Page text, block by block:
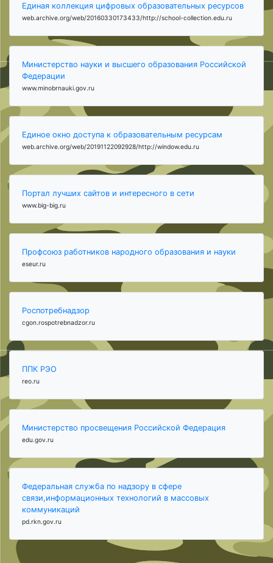
Единая коллекция цифровых образовательных ресурсов
web.archive.org/web/20160330173433/http://school-collection.edu.ru
Министерство науки и высшего образования Российской
Федерации
www.minobrnauki.gov.ru
Единое окно доступа к образовательным ресурсам
web.archive.org/web/20191122092928/http://window.edu.ru
Портал лучших сайтов и интересного в сети
www.big-big.ru
Профсоюз работников народного образования и науки
eseur.ru
Роспотребнадзор
cgon.rospotrebnadzor.ru
ППК РЭО
reo.ru
Министерство просвещения Российской Федерация
edu.gov.ru
Федеральная служба по надзору в сфере
связи,информационных технологий в массовых
коммуникаций
pd.rkn.gov.ru